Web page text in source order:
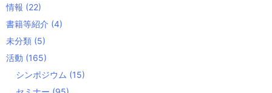
情報 (22)
書籍等紹介 (4)
未分類 (5)
活動 (165)
シンポジウム (15)